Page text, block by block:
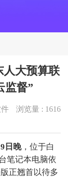
人大预算联
监督”
浏览量 : 1616
日晚，位于白
笔记本电脑依
正翘首以待多